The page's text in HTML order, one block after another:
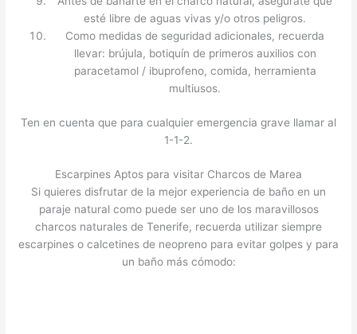
esté libre de aguas vivas y/o otros peligros.
Como medidas de seguridad adicionales, recuerda
llevar: brújula, botiquín de primeros auxilios con
paracetamol / ibuprofeno, comida, herramienta
multiusos.
Ten en cuenta que para cualquier emergencia grave llamar al
1-1-2.
Escarpines Aptos para visitar Charcos de Marea
Si quieres disfrutar de la mejor experiencia de baño en un
paraje natural como puede ser uno de los maravillosos
charcos naturales de Tenerife, recuerda utilizar siempre
escarpines o calcetines de neopreno para evitar golpes y para
un baño más cómodo: